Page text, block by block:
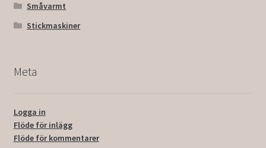
Småvarmt
Stickmaskiner
Meta
Logga in
Flöde för inlägg
Flöde för kommentarer